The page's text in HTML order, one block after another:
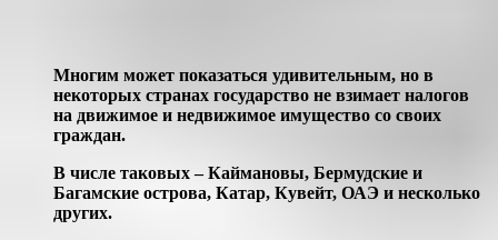
Многим может показаться удивительным, но в
некоторых странах государство не взимает налогов
на движимое и недвижимое имущество со своих
граждан.
В числе таковых – Каймановы, Бермудские и
Багамские острова, Катар, Кувейт, ОАЭ и несколько
других.